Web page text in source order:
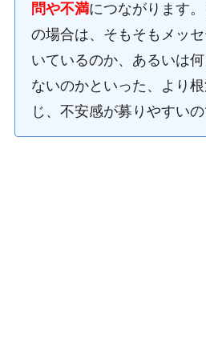
問や不満につながります
の場合は、そもそもメッ
いているのか、あるいは
ないのかといった、より
じ、不安感が募りやすいの